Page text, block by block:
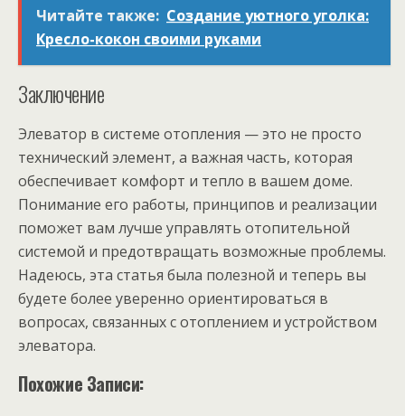
Читайте также: Создание уютного уголка:
Кресло-кокон своими руками
Заключение
Элеватор в системе отопления — это не просто
технический элемент, а важная часть, которая
обеспечивает комфорт и тепло в вашем доме.
Понимание его работы, принципов и реализации
поможет вам лучше управлять отопительной
системой и предотвращать возможные проблемы.
Надеюсь, эта статья была полезной и теперь вы
будете более уверенно ориентироваться в
вопросах, связанных с отоплением и устройством
элеватора.
Похожие Записи: